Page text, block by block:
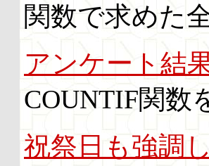
関数で求めた
アンケート結
COUNTIF関数
祝祭日も強調